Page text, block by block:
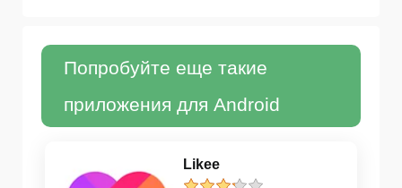
Попробуйте еще такие
приложения для Android
Likee